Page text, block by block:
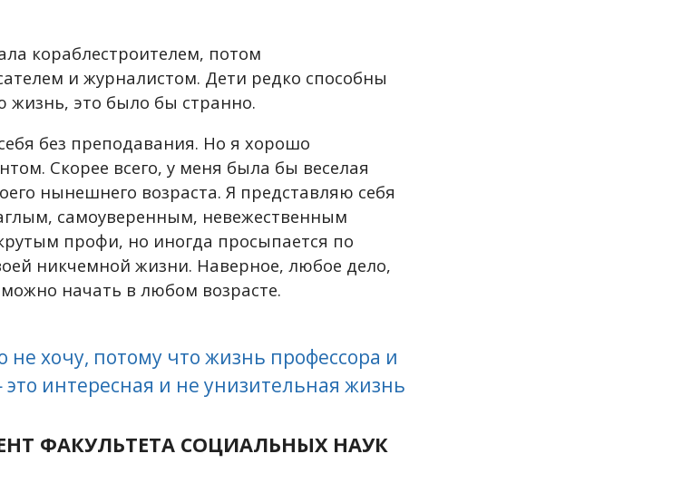
кораблестроителем, потом
и журналистом. Дети редко способны
жизнь, это было бы странно.
без преподавания. Но я хорошо
Скорее всего, у меня была бы веселая
нынешнего возраста. Я представляю себя
самоуверенным, невежественным
профи, но иногда просыпается по
никчемной жизни. Наверное, любое дело,
начать в любом возрасте.
хочу, потому что жизнь профессора и
интересная и не унизительная жизнь
ФАКУЛЬТЕТА СОЦИАЛЬНЫХ НАУК